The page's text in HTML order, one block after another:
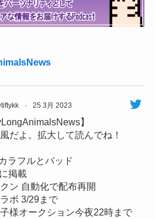
· 25 3月 2023
】
だよ。拡大して読んでね！
ラフルとバッド
掲載
ン 自動化で配布再開
ボ 3/29まで
様オークション今夜22時まで